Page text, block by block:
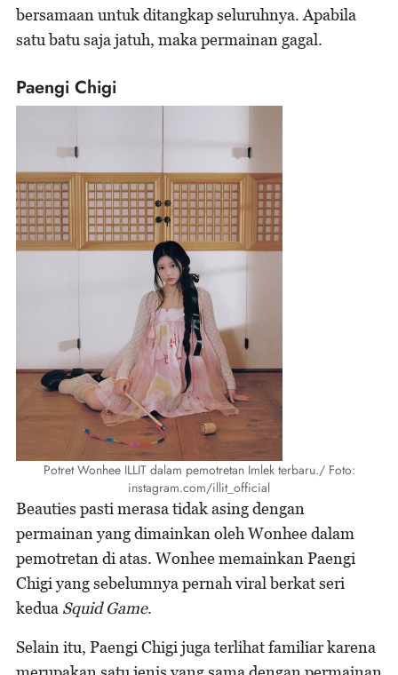
bersamaan untuk ditangkap seluruhnya. Apabila
satu batu saja jatuh, maka permainan gagal.
Paengi Chigi
Potret Wonhee ILLIT dalam pemotretan Imlek terbaru./ Foto:
instagram.com/illit_official
Beauties pasti merasa tidak asing dengan
permainan yang dimainkan oleh Wonhee dalam
pemotretan di atas. Wonhee memainkan Paengi
Chigi yang sebelumnya pernah viral berkat seri
kedua Squid Game.
Selain itu, Paengi Chigi juga terlihat familiar karena